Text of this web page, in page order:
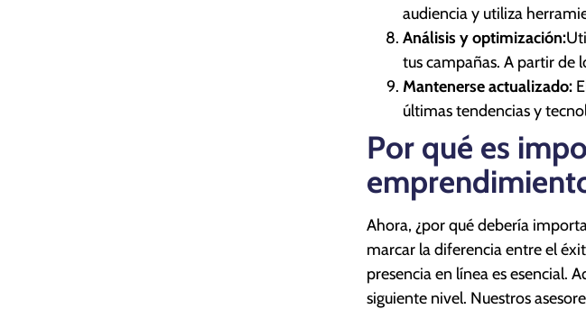
audiencia y utiliza
Análisis y optimización:
tus campañas. A partir de
Mantenerse actualizado:
últimas tendencias y
Por qué es
Ahora, ¿por qué debería
marcar la diferencia entre el
presencia en línea es esencial.
siguiente nivel. Nuestros